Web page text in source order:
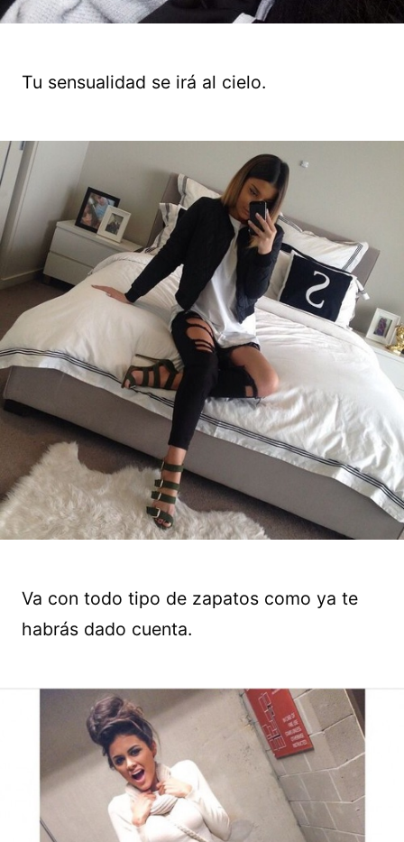
Tu sensualidad se irá al cielo.
Va con todo tipo de zapatos como ya te
habrás dado cuenta.